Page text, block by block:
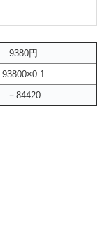
9380円
93800×0.1
－84420